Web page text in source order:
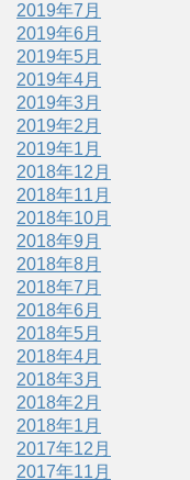
2019年7月
2019年6月
2019年5月
2019年4月
2019年3月
2019年2月
2019年1月
2018年12月
2018年11月
2018年10月
2018年9月
2018年8月
2018年7月
2018年6月
2018年5月
2018年4月
2018年3月
2018年2月
2018年1月
2017年12月
2017年11月